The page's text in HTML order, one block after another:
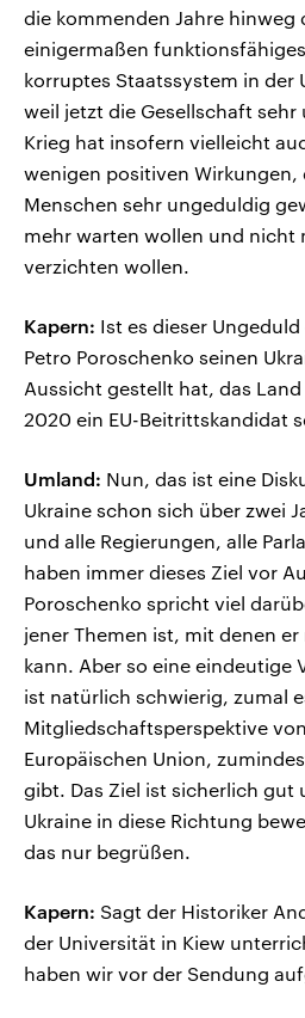
die kommenden Jahre
einigermaßen
korruptes Staatssystem in der
weil jetzt die Gesellschaft
Krieg hat insofern vielleicht
wenigen positiven Wirkungen,
Menschen sehr ungeduldig
mehr warten wollen und nicht
verzichten wollen.
Kapern: Ist es dieser
Petro Poroschenko seinen
Aussicht gestellt hat, das
2020 ein EU-Beitrittskandidat
Umland: Nun, das ist eine
Ukraine schon sich über zwei
und alle Regierungen, alle
haben immer dieses Ziel vor
Poroschenko spricht viel
jener Themen ist, mit denen
kann. Aber so eine eindeutige
ist natürlich schwierig, zumal
Mitgliedschaftsperspektive
Europäischen Union,
gibt. Das Ziel ist sicherlich gut
Ukraine in diese Richtung
das nur begrüßen.
Kapern: Sagt der Historiker
der Universität in Kiew
haben wir vor der Sendung